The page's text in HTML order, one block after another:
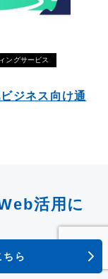
ングサービス
ジネス向け通
活用に
ちら